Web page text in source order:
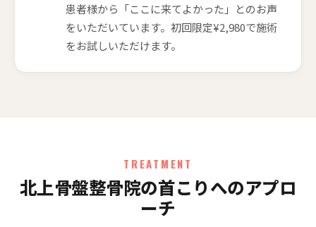
患者様から「ここに来てよかった」とのお声
をいただいています。初回限定¥2,980で施術
をお試しいただけます。
TREATMENT
北上骨盤整骨院の首こりへのアプロ
ーチ